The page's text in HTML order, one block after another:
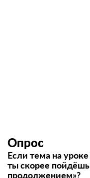
Опрос
Если тема на
ты скорее
продолжением»?